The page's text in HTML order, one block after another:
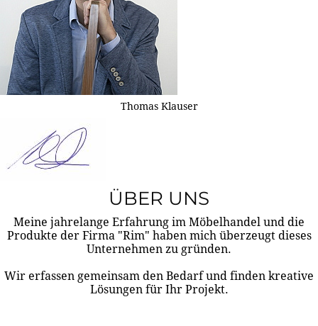
Thomas Klauser
ÜBER UNS
Meine jahrelange Erfahrung im Möbelhandel und die
Produkte der Firma "Rim" haben mich überzeugt dieses
Unternehmen zu gründen.
Wir erfassen gemeinsam den Bedarf und finden kreative
Lösungen für Ihr Projekt.